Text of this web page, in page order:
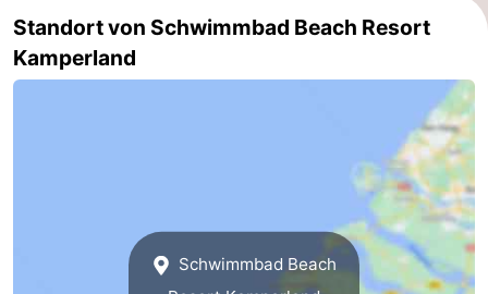
Renesse
-
Brouwershaven
-
Standort von Schwimmbad Beach Resort
Kamperland
Schwimmbad Beach